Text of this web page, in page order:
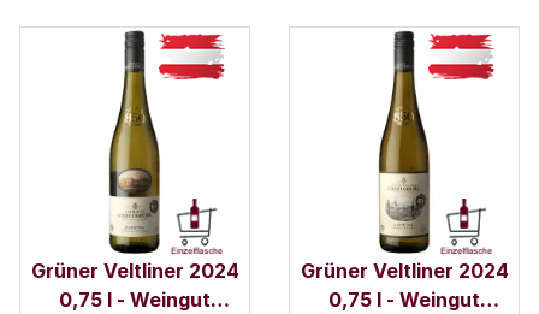
Grüner Veltliner 2024
0,75 l - Weingut
Grüner Veltliner 2024
0,75 l - Weingut